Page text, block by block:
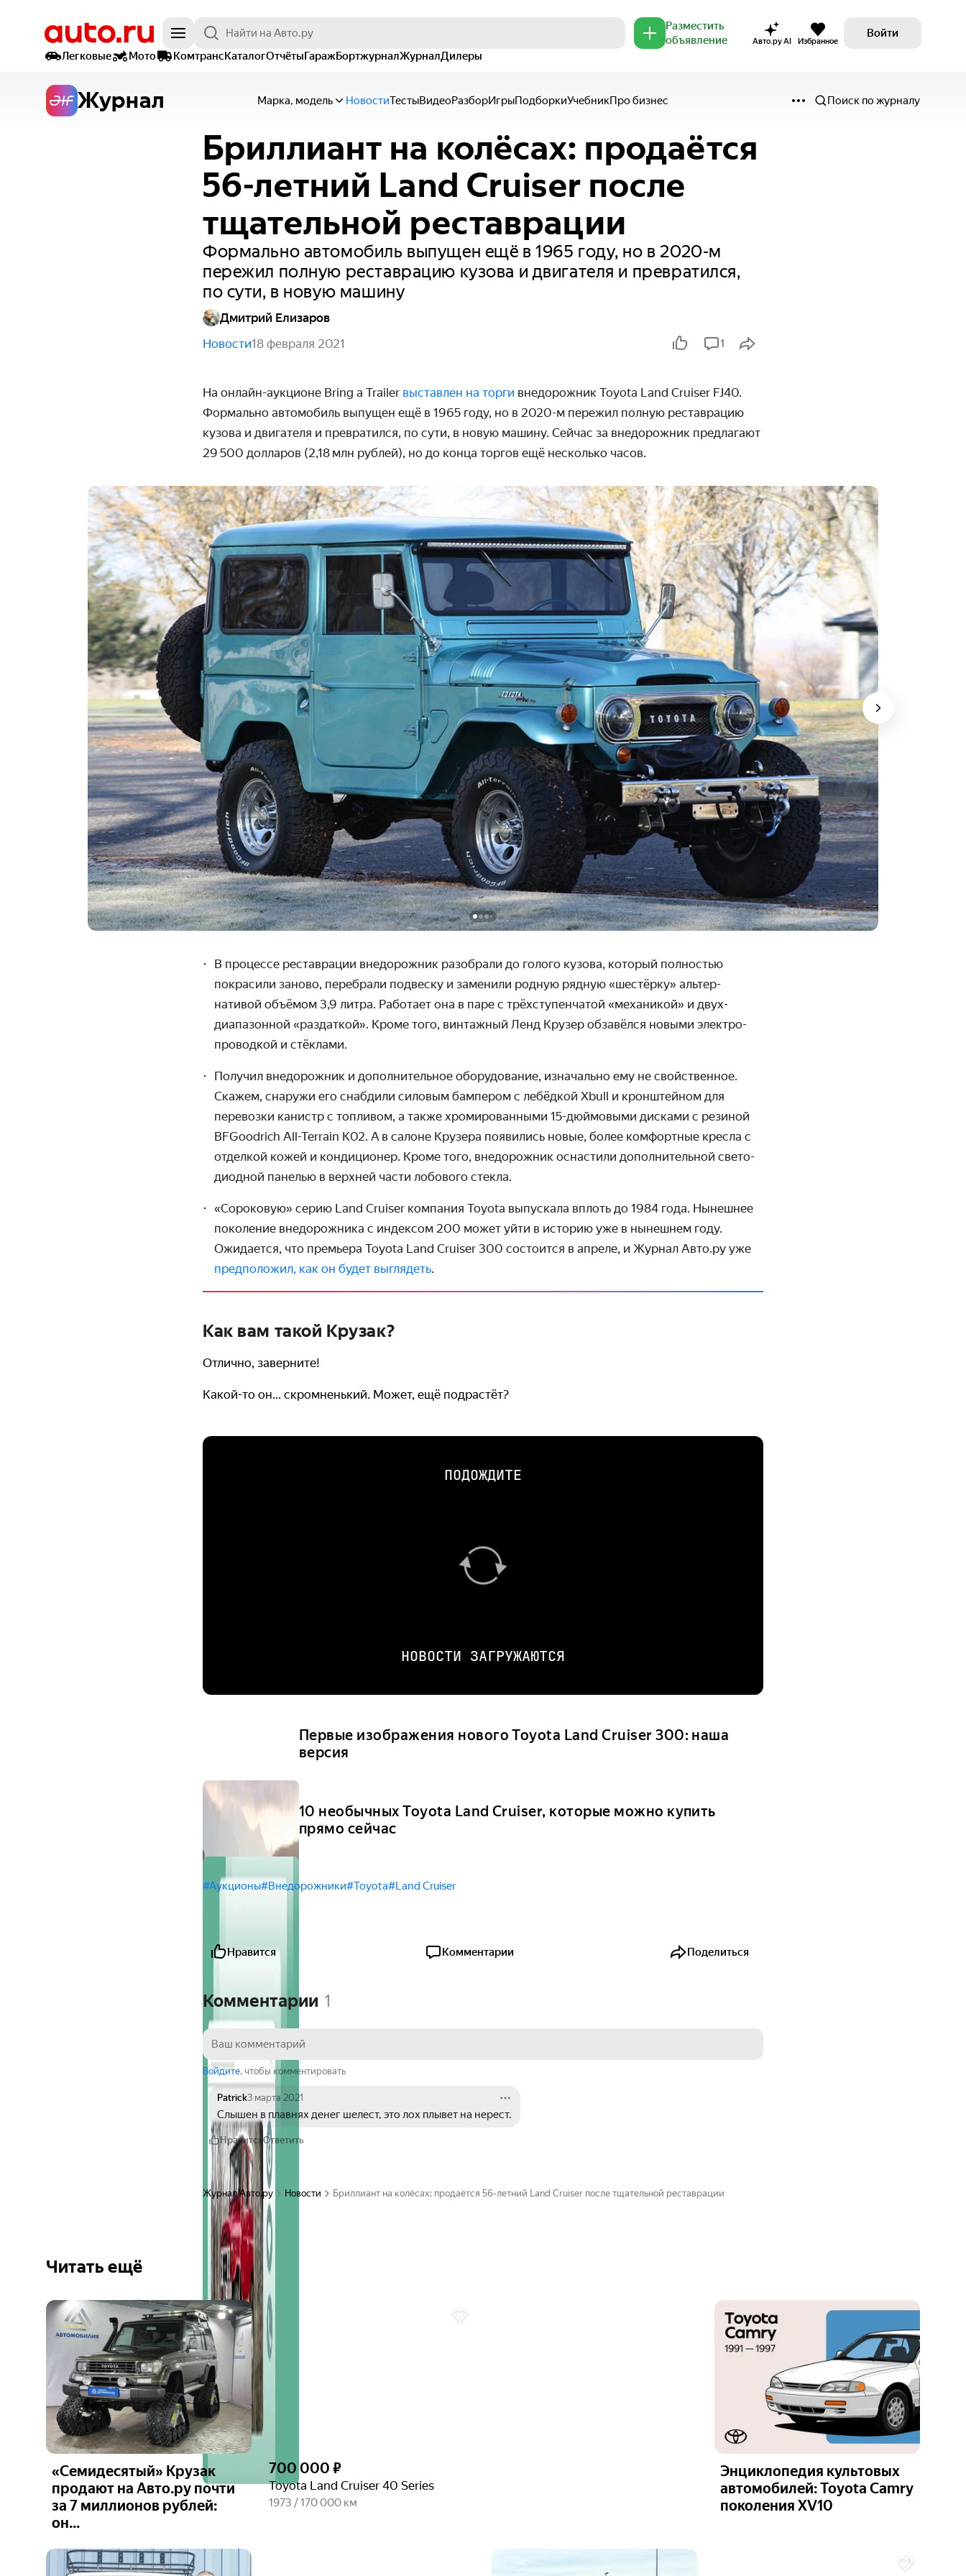
Разместить
объявление
Авто.ру AI Избранное
Войти
Легковые
Мото КомтрансКаталогОтчётыГаражБортжурналЖурналДилеры
Журнал Марка, модель НовостиТестыВидеоРазборИгрыПодборкиУчебникПро бизнес Поиск по журналу
Бриллиант на колёсах: продаётся
56-летний Land Cruiser после
тщательной реставрации
Формально автомобиль выпущен ещё в 1965 году, но в 2020-м
пережил полную реставрацию кузова и двигателя и превратился,
по сути, в новую машину
Дмитрий Елизаров
Новости18 февраля 2021 1
На онлайн-аукционе Bring a Trailer выставлен на торги внедорожник Toyota Land Cruiser FJ40.
Формально авто­мобиль выпущен ещё в 1965 году, но в 2020-м пережил полную реставрацию
кузова и двигателя и превратился, по сути, в новую машину. Сейчас за внедорожник предлагают
29 500 долларов (2,18 млн рублей), но до конца торгов ещё несколько часов.
В процессе реставрации внедорожник разобрали до голого кузова, который полностью
покрасили заново, перебрали подвеску и заменили родную рядную «шестёрку» альтер­
нативой объёмом 3,9 литра. Работает она в паре с трёх­ступен­чатой «механикой» и двух­
диапазонной «раздаткой». Кроме того, винтажный Ленд Крузер обзавёлся новыми электро­
проводкой и стёклами.
Получил внедорожник и допол­нительное оборудо­вание, изначально ему не свойственное.
Скажем, снаружи его снабдили силовым бампером с лебёдкой Xbull и кронштейном для
перевозки канистр с топливом, а также хромиро­ванными 15-дюймовыми дисками с резиной
BFGoodrich All-Terrain K02. А в салоне Крузера появились новые, более комфортные кресла с
отделкой кожей и кондици­онер. Кроме того, внедорожник оснастили допол­нитель­ной свето­
диодной панелью в верхней части лобового стекла.
«Сороковую» серию Land Cruiser компания Toyota выпускала вплоть до 1984 года. Нынешнее
поколение внедорожника с индексом 200 может уйти в историю уже в нынешнем году.
Ожидается, что премьера Toyota Land Cruiser 300 состоится в апреле, и Журнал Авто.ру уже
предположил, как он будет выглядеть.
Как вам такой Крузак?
Отлично, заверните!
Какой-то он... скромненький. Может, ещё подрастёт?
ПОДОЖДИТЕ
НОВОСТИ ЗАГРУЖАЮТСЯ
Первые изображения нового Toyota Land Cruiser 300: наша
версия
10 необычных Toyota Land Cruiser, которые можно купить
прямо сейчас
#Аукционы#Внедорожники#Toyota#Land Cruiser
Нравится Комментарии Поделиться
Комментарии 1
Войдите, чтобы комментировать
Patrick3 марта 2021
Слышен в плавнях денег шелест, это лох плывет на нерест.
Нравится Ответить
Журнал Авто.ру Новости Бриллиант на колёсах: продаётся 56-летний Land Cruiser после тщательной реставрации
Читать ещё
«Семидесятый» Крузак
продают на Авто.ру почти
за 7 миллионов рублей:
он...
700 000 ₽
Toyota Land Cruiser 40 Series
1973 / 170 000 км
Энциклопедия культовых
автомобилей: Toyota Camry
поколения XV10